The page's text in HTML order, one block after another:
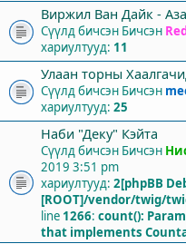
Виржил Ван Дайк -
Сүүлд бичсэн Бичсэн
хариултууд: 11
Улаан торны
Сүүлд бичсэн Бичсэн
хариултууд: 25
Наби "Деку" Кэйта
Сүүлд бичсэн Бичсэн
2019 3:51 pm
хариултууд: 2[phpBB
[ROOT]/vendor/twig/
line 1266: count():
that implements